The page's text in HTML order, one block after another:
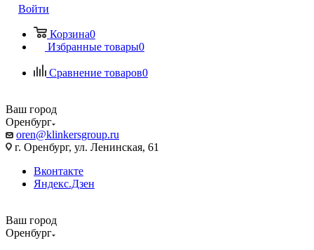
Войти
Корзина0
Избранные товары0
Сравнение товаров0
Ваш город
Оренбург
oren@klinkersgroup.ru
г. Оренбург, ул. Ленинская, 61
Вконтакте
Яндекс.Дзен
Ваш город
Оренбург